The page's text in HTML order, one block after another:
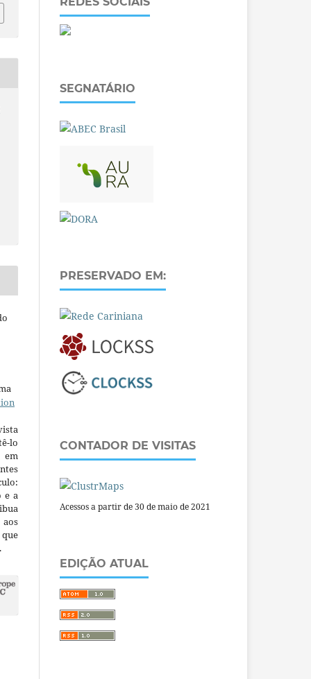
lo
em
e a
SEGNATÁRIO
PRESERVADO EM:
CONTADOR DE VISITAS
Acessos a partir de 30 de maio de 2021
EDIÇÃO ATUAL